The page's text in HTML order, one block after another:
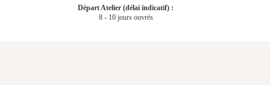
Départ Atelier (délai indicatif) :
8 - 10 jours ouvrés